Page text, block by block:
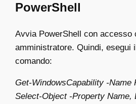
PowerShell
Avvia PowerShell con accesso
amministratore. Quindi, esegui
comando:
Get-WindowsCapability -Name
Select-Object -Property Name,